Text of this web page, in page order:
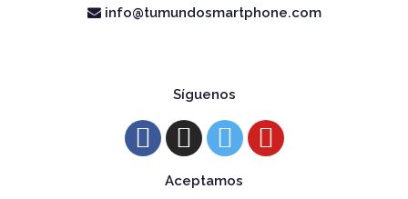
info@tumundosmartphone.com
Síguenos
Aceptamos